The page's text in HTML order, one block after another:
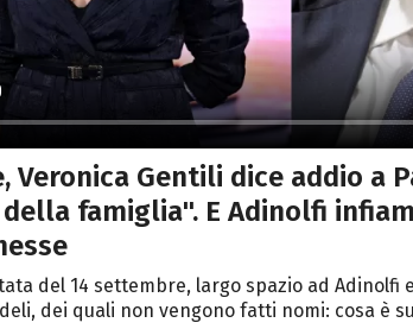
Veronica Gentili dice addio a
famiglia". E Adinolfi
del 14 settembre, largo spazio ad Adinolfi
dei quali non vengono fatti nomi: cosa è